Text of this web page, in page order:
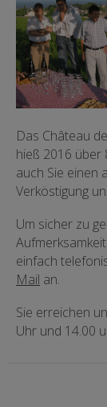
Das Château
hieß 2016 über
auch Sie einen
Verköstigung
Um sicher zu
einfach
Mail an.
Sie erreichen
Uhr und 14.00